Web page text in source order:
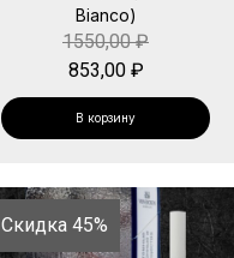
Bianco)
1550,00₽
853,00 ₽
В корзину
Скидка 45%